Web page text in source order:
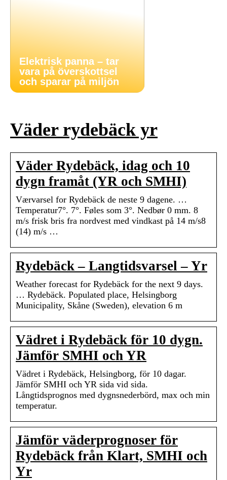
Elektrisk panna – tar
vara på överskottsel
och sparar på miljön
Väder rydebäck yr
Väder Rydebäck, idag och 10
dygn framåt (YR och SMHI)
Værvarsel for Rydebäck de neste 9 dagene. …
Temperatur7°. 7°. Føles som 3°. Nedbør 0 mm. 8
m/s frisk bris fra nordvest med vindkast på 14 m/s8
(14) m/s …
Rydebäck – Langtidsvarsel – Yr
Weather forecast for Rydebäck for the next 9 days.
… Rydebäck. Populated place, Helsingborg
Municipality, Skåne (Sweden), elevation 6 m
Vädret i Rydebäck för 10 dygn.
Jämför SMHI och YR
Vädret i Rydebäck, Helsingborg, för 10 dagar.
Jämför SMHI och YR sida vid sida.
Långtidsprognos med dygnsnederbörd, max och min
temperatur.
Jämför väderprognoser för
Rydebäck från Klart, SMHI och
Yr